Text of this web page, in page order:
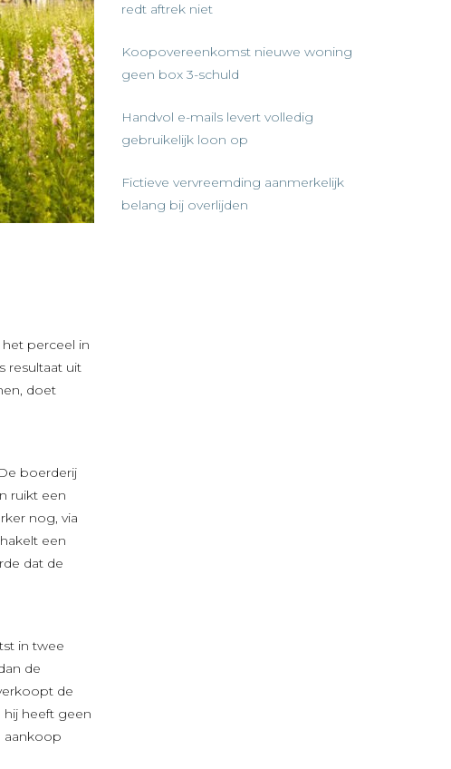
perceel in
resultaat uit
doet
boerderij
ruikt een
nog, via
een
dat de
in twee
de
de
heeft geen
aankoop
redt aftrek niet
Koopovereenkomst nieuwe woning
geen box 3-schuld
Handvol e-mails levert volledig
gebruikelijk loon op
Fictieve vervreemding aanmerkelijk
belang bij overlijden